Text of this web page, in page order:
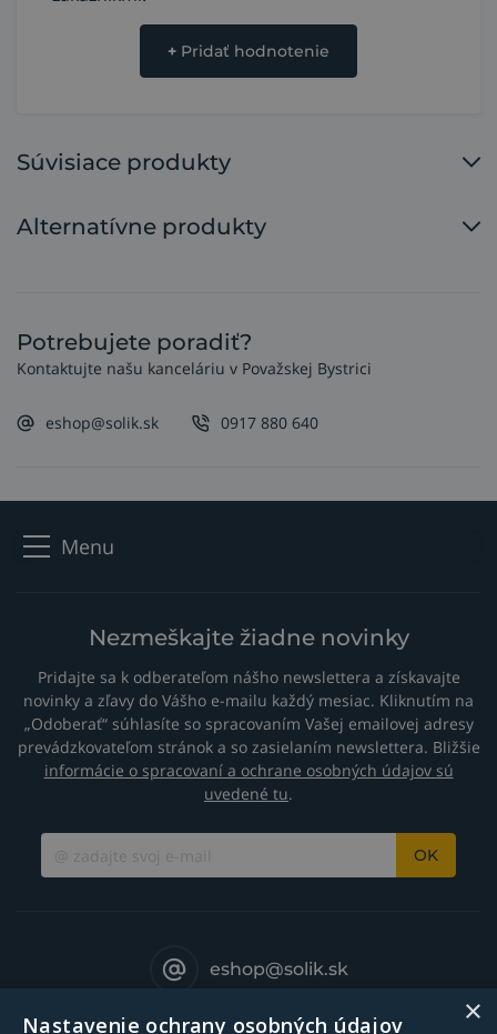
+ Pridať hodnotenie
Súvisiace produkty
Alternatívne produkty
Potrebujete poradiť?
Kontaktujte našu kanceláriu v Považskej Bystrici
eshop@solik.sk 0917 880 640
Menu
Nezmeškajte žiadne novinky
Pridajte sa k odberateľom nášho newslettera a získavajte
novinky a zľavy do Vášho e-mailu každý mesiac. Kliknutím na
„Odoberať“ súhlasíte so spracovaním Vašej emailovej adresy
prevádzkovateľom stránok a so zasielaním newslettera. Bližšie
informácie o spracovaní a ochrane osobných údajov sú
uvedené tu.
OK
eshop@solik.sk
×
Nastavenie ochrany osobných údajov